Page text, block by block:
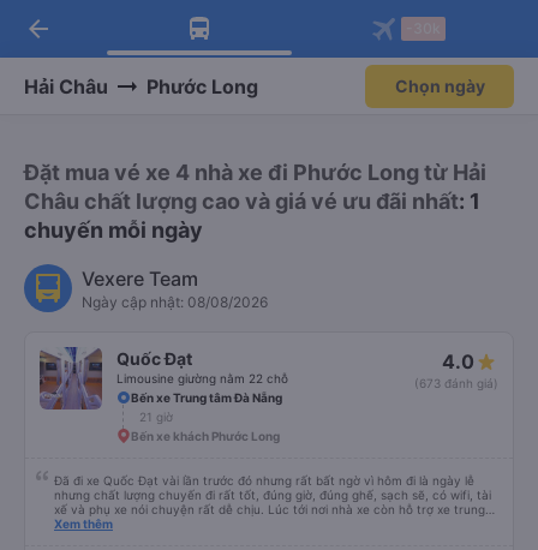
Tải app Vexere ngay!
Nhận ưu đãi thành viên độc
Mở app
Tải app Vexere
-30k/ghế khi đặt vé máy bay qua
Mở app
arrow_back
Hải Châu Phước Long Chọn ngày
Đặt mua vé xe 4 nhà xe đi Phước Long từ Hải
Châu chất lượng cao và giá vé ưu đãi nhất: 1
chuyến mỗi ngày
Vexere Team
Ngày cập nhật: 08/08/2026
Quốc Đạt
Limousine giường nằm 22 chỗ
4.0
(673 đánh giá)
Bến xe Trung tâm Đà Nẵng
21 giờ
Bến xe khách Phước Long
Đã đi xe Quốc Đạt vài lần trước đó nhưng rất bất ngờ vì hôm đi là ngày lễ
nhưng chất lượng chuyến đi rất tốt, đúng giờ, đúng ghế, sạch sẽ, có wifi, tài
xế và phụ xe nói chuyện rất dễ chịu. Lúc tới nơi nhà xe còn hỗ trợ xe trung
chuyển tới tận nhà. 10đ cho nhà xe, hy vọng nhà xe duy trì được chất lượng
Xem thêm